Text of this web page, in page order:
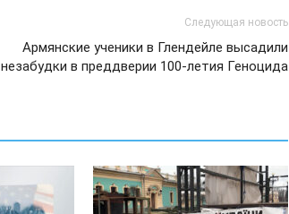
Следующая новость
Армянские ученики в Глендейле высадили
незабудки в преддверии 100-летия Геноцида